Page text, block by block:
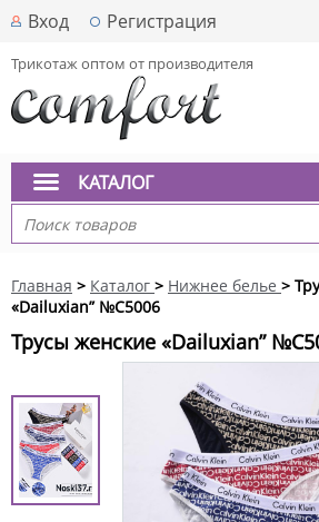
Вход Регистрация
Трикотаж оптом от производителя
КАТАЛОГ
Главная > Каталог > Нижнее белье >
«Dailuxian” №C5006
Трусы женские «Dailuxian”